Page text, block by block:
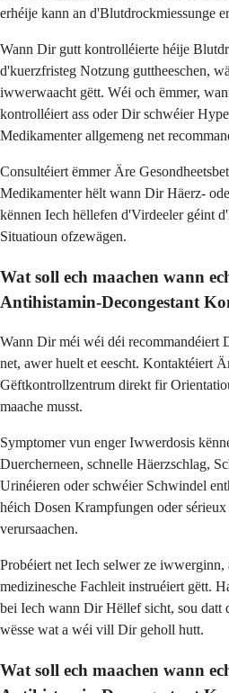
erhéije kann an d'Blutdrockmiessunge
Wann Dir gutt kontrolléierte héije
d'kuerzfristeg Notzung guttheeschen,
iwwerwaacht gëtt. Wéi och ëmmer,
kontrolléiert ass oder Dir schwéier
Medikamenter allgemeng net
Consultéiert ëmmer Äre
Medikamenter hëlt wann Dir Häerz-
kënnen Iech hëllefen d'Virdeeler géint
Situatioun ofzewägen.
Wat soll ech maachen wann
Antihistamin-Decongestant
Wann Dir méi wéi déi recommandéiert
net, awer huelt et eescht. Kontaktéiert
Gëftkontrollzentrum direkt fir
maache musst.
Symptomer vun enger Iwwerdosis
Duercherneen, schnelle Häerzschlag,
Urinéieren oder schwéier Schwindel
héich Dosen Krampfungen oder
verursaachen.
Probéiert net Iech selwer ze
medizinesche Fachleit instruéiert gëtt.
bei Iech wann Dir Hëllef sicht, sou datt
wësse wat a wéi vill Dir geholl hutt.
Wat soll ech maachen wann